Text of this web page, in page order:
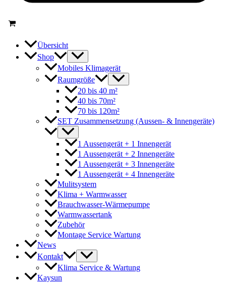
Übersicht
Shop
Mobiles Klimagerät
Raumgröße
20 bis 40 m²
40 bis 70m²
70 bis 120m²
SET Zusammensetzung (Aussen- & Innengeräte)
1 Aussengerät + 1 Innengerät
1 Aussengerät + 2 Innengeräte
1 Aussengerät + 3 Innengeräte
1 Aussengerät + 4 Innengeräte
Mulitsystem
Klima + Warmwasser
Brauchwasser-Wärmepumpe
Warmwassertank
Zubehör
Montage Service Wartung
News
Kontakt
Klima Service & Wartung
Kaysun